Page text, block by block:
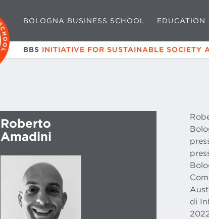
BOLOGNA BUSINESS SCHOOL EDUCATION
BBS INITIATIVE FOR SUSTAINABLE SOCIETY
Roberto
Amadini
di